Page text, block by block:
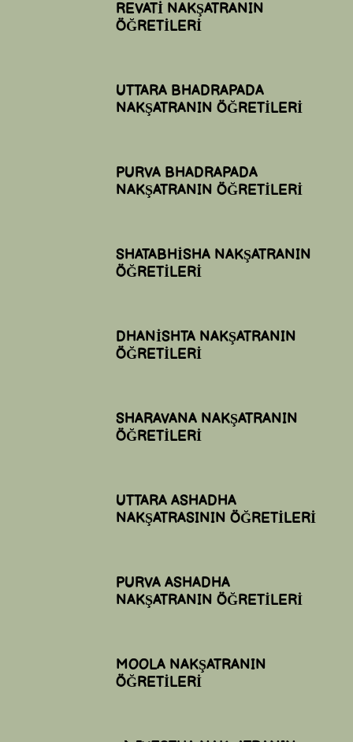
REVATİ NAKŞATRANIN
ÖĞRETİLERİ
UTTARA BHADRAPADA
NAKŞATRANIN ÖĞRETİLERİ
PURVA BHADRAPADA
NAKŞATRANIN ÖĞRETİLERİ
SHATABHİSHA NAKŞATRANIN
ÖĞRETİLERİ
DHANİSHTA NAKŞATRANIN
ÖĞRETİLERİ
SHARAVANA NAKŞATRANIN
ÖĞRETİLERİ
UTTARA ASHADHA
NAKŞATRASININ ÖĞRETİLERİ
PURVA ASHADHA
NAKŞATRANIN ÖĞRETİLERİ
MOOLA NAKŞATRANIN
ÖĞRETİLERİ